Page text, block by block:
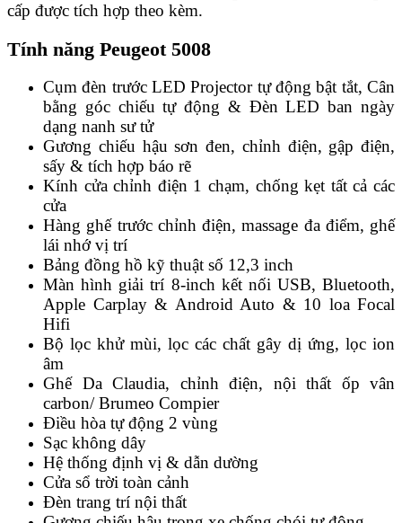
cấp được tích hợp theo kèm.
Tính năng Peugeot 5008
Cụm đèn trước LED Projector tự động bật tắt, Cân
bằng góc chiếu tự động & Đèn LED ban ngày
dạng nanh sư tử
Gương chiếu hậu sơn đen, chỉnh điện, gập điện,
sấy & tích hợp báo rẽ
Kính cửa chỉnh điện 1 chạm, chống kẹt tất cả các
cửa
Hàng ghế trước chỉnh điện, massage đa điểm, ghế
lái nhớ vị trí
Bảng đồng hồ kỹ thuật số 12,3 inch
Màn hình giải trí 8-inch kết nối USB, Bluetooth,
Apple Carplay & Android Auto & 10 loa Focal
Hifi
Bộ lọc khử mùi, lọc các chất gây dị ứng, lọc ion
âm
Ghế Da Claudia, chỉnh điện, nội thất ốp vân
carbon/ Brumeo Compier
Điều hòa tự động 2 vùng
Sạc không dây
Hệ thống định vị & dẫn dường
Cửa sổ trời toàn cảnh
Đèn trang trí nội thất